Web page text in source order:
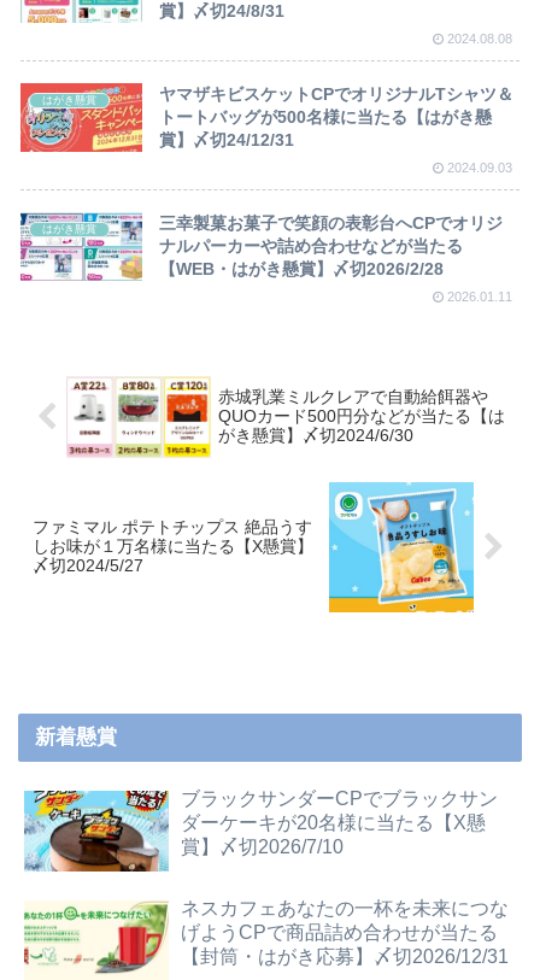
賞】〆切24/8/31
2024.08.08
はがき懸賞
ヤマザキビスケットCPでオリジナルTシャツ＆
トートバッグが500名様に当たる【はがき懸
賞】〆切24/12/31
2024.09.03
はがき懸賞
三幸製菓お菓子で笑顔の表彰台へCPでオリジ
ナルパーカーや詰め合わせなどが当たる
【WEB・はがき懸賞】〆切2026/2/28
2026.01.11
赤城乳業ミルクレアで自動給餌器や
QUOカード500円分などが当たる【は
がき懸賞】〆切2024/6/30
ファミマル ポテトチップス 絶品うす
しお味が１万名様に当たる【X懸賞】
〆切2024/5/27
新着懸賞
ブラックサンダーCPでブラックサン
ダーケーキが20名様に当たる【X懸
賞】〆切2026/7/10
ネスカフェあなたの一杯を未来につな
げようCPで商品詰め合わせが当たる
【封筒・はがき応募】〆切2026/12/31